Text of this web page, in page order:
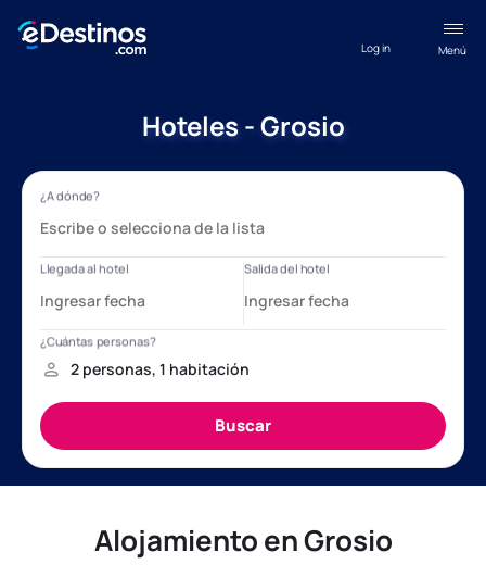
Menú
Log in
Hoteles - Grosio
Alojamiento en Grosio